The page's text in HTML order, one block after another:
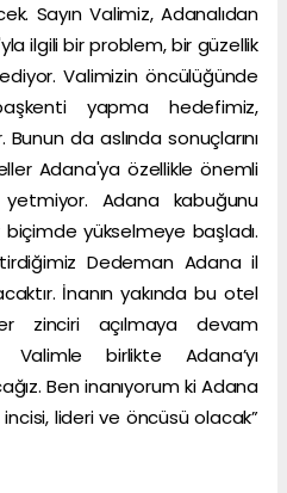
Sayın Valimiz, Adanalıdan
ilgili bir problem, bir güzellik
Valimizin öncülüğünde
yapma hedefimiz,
da aslında sonuçlarını
Adana'ya özellikle önemli
Adana kabuğunu
biçimde yükselmeye başladı.
Dedeman Adana il
İnanın yakında bu otel
zinciri açılmaya devam
birlikte Adana’yı
Ben inanıyorum ki Adana
lideri ve öncüsü olacak”